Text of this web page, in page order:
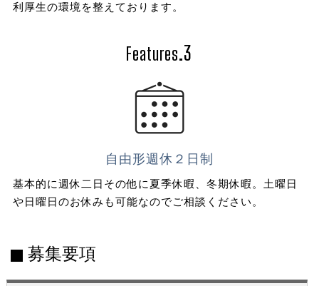
利厚生の環境を整えております。
Features.3
自由形週休２日制
基本的に週休二日その他に夏季休暇、冬期休暇。土曜日
や日曜日のお休みも可能なのでご相談ください。
募集要項